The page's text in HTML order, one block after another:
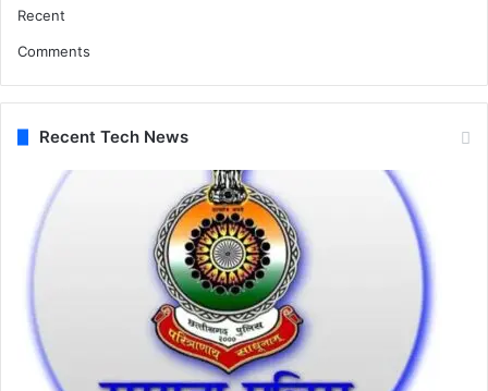
Recent
Comments
Recent Tech News